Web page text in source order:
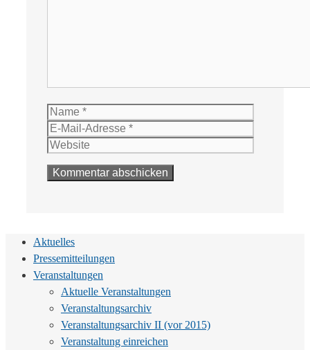
Name
Aktuelles
Pressemitteilungen
Veranstaltungen
Aktuelle Veranstaltungen
Veranstaltungsarchiv
Veranstaltungsarchiv II (vor 2015)
Veranstaltung einreichen